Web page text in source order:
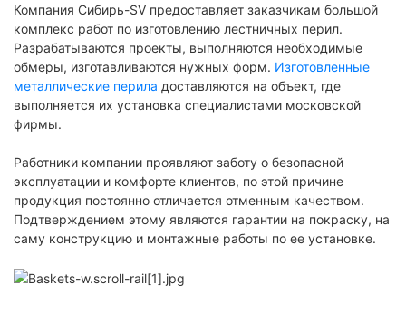
Компания Сибирь-SV предоставляет заказчикам большой
комплекс работ по изготовлению лестничных перил.
Разрабатываются проекты, выполняются необходимые
обмеры, изготавливаются нужных форм. Изготовленные
металлические перила доставляются на объект, где
выполняется их установка специалистами московской
фирмы.
Работники компании проявляют заботу о безопасной
эксплуатации и комфорте клиентов, по этой причине
продукция постоянно отличается отменным качеством.
Подтверждением этому являются гарантии на покраску, на
саму конструкцию и монтажные работы по ее установке.